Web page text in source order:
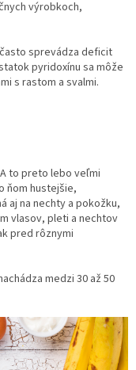
výrobkoch,
sprevádza deficit
pyridoxínu sa môže
s rastom a svalmi.
to preto lebo veľmi
ňom hustejšie,
aj na nechty a pokožku,
vlasov, pleti a nechtov
pred rôznymi
medzi 30 až 50